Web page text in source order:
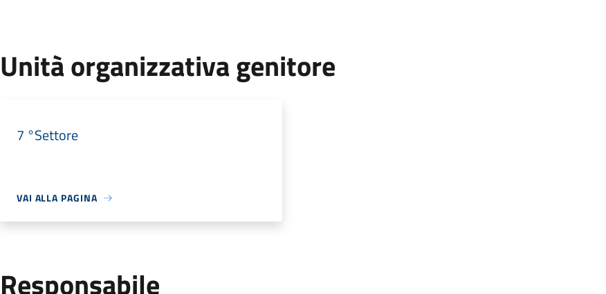
Unità organizzativa genitore
7 °Settore
VAI ALLA PAGINA
Responsabile